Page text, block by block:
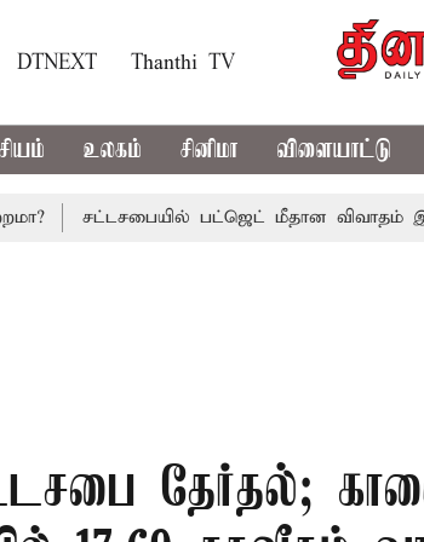
DTNEXT Thanthi TV
உலகம் சினிமா விளையாட்டு
சட்டசபையில் பட்ஜெட் மீதான விவாதம் இன்று
தேர்தல்;